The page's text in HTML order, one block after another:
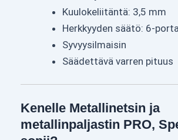
Kuulokeliitäntä: 3,5 mm
Herkkyyden säätö: 6-
Syvyysilmaisin
Säädettävä varren pituus
Kenelle Metallinetsin ja
metallinpaljastin PRO,